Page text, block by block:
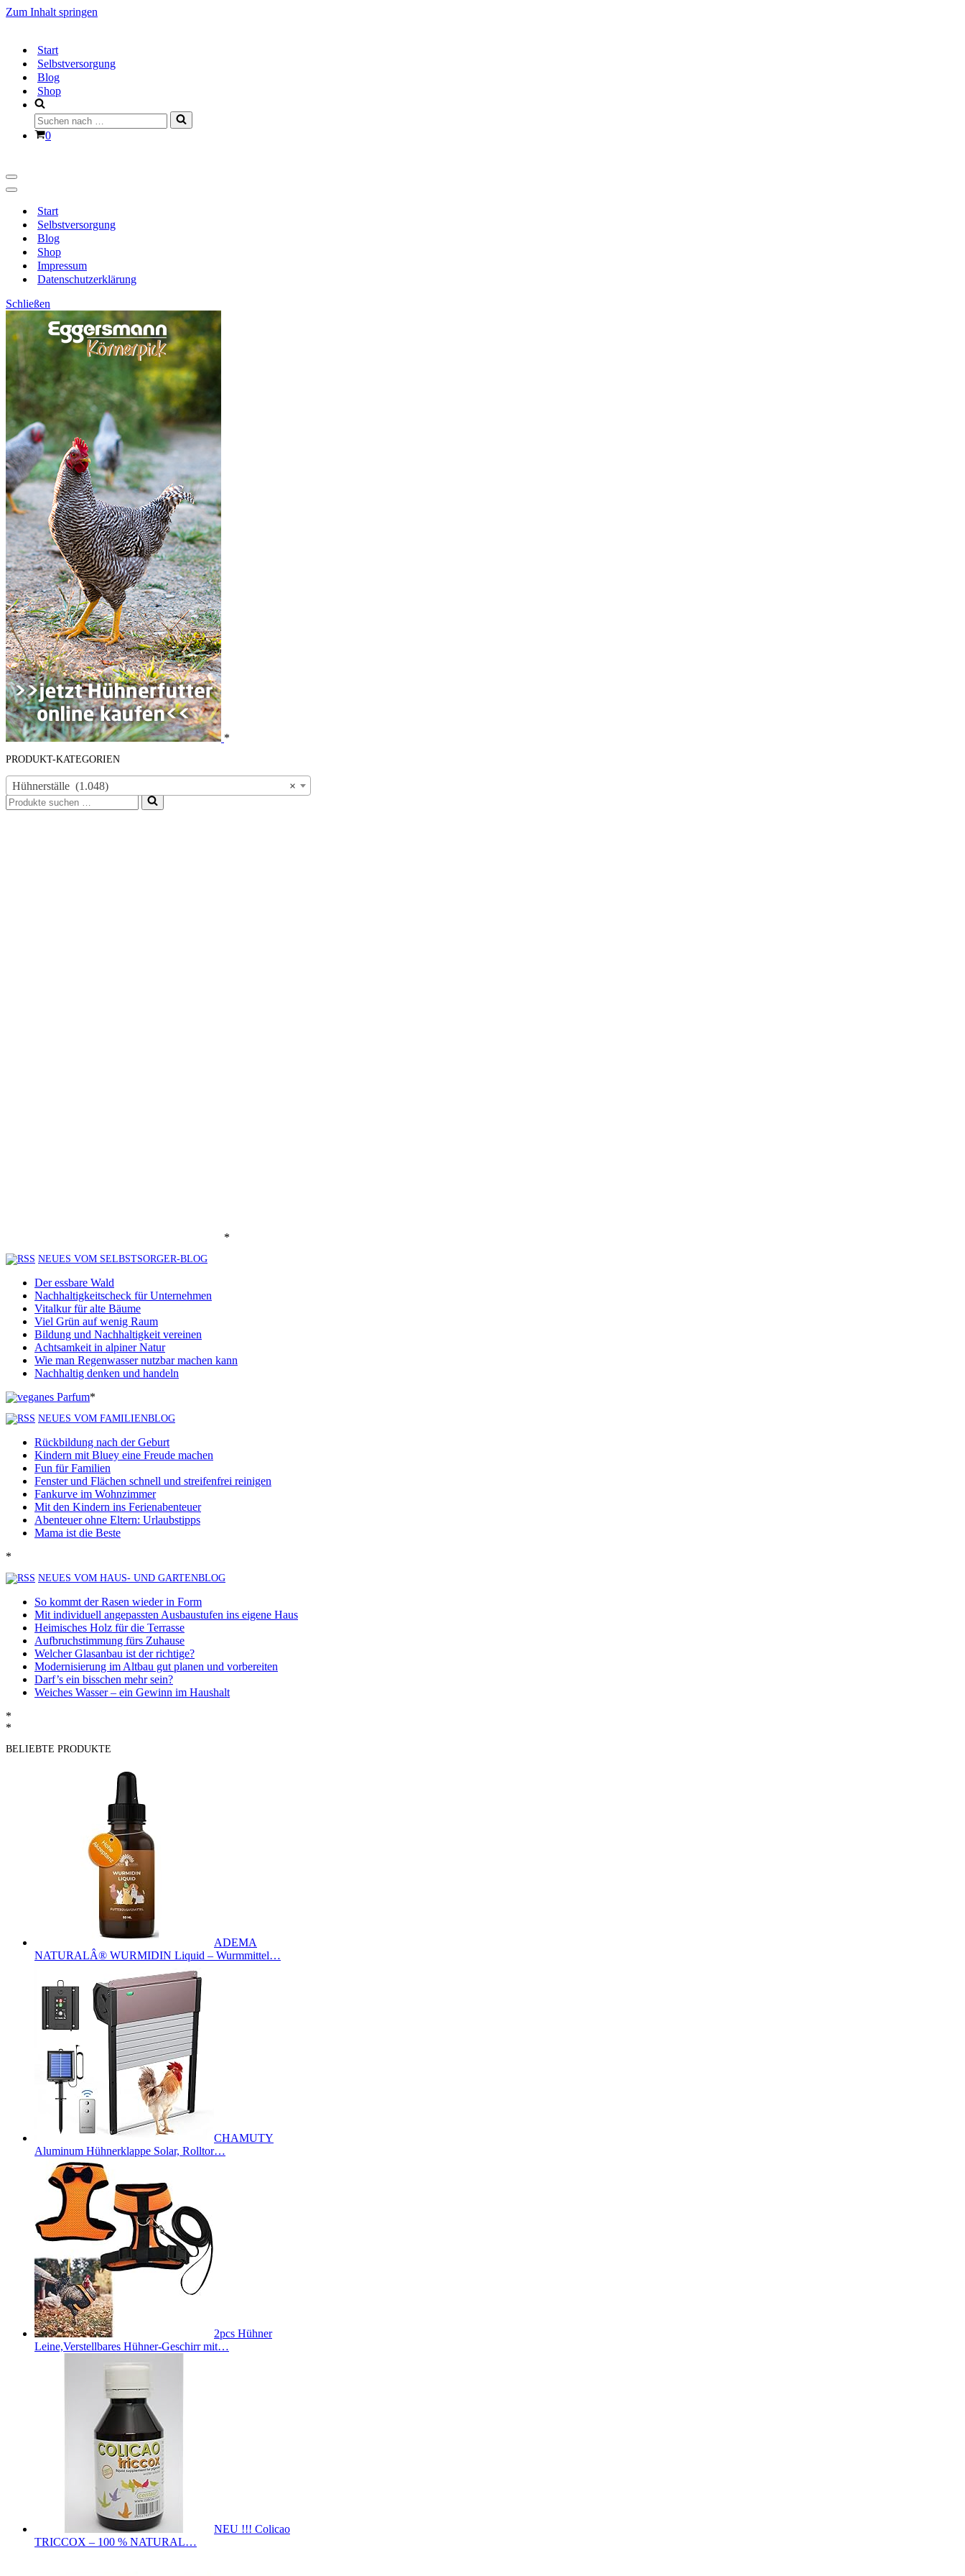
Zum Inhalt springen
Start
Selbstversorgung
Blog
Shop
Suchen
nach …
Warenkorb
0
Navigationsmenü
Navigationsmenü
Start
Selbstversorgung
Blog
Shop
Impressum
Datenschutzerklärung
Schließen
*
PRODUKT-KATEGORIEN
×
Hühnerställe (1.048)
Suchen
nach …
*
NEUES VOM SELBSTSORGER-BLOG
Der essbare Wald
Nachhaltigkeitscheck für Unternehmen
Vitalkur für alte Bäume
Viel Grün auf wenig Raum
Bildung und Nachhaltigkeit vereinen
Achtsamkeit in alpiner Natur
Wie man Regenwasser nutzbar machen kann
Nachhaltig denken und handeln
*
NEUES VOM FAMILIENBLOG
Rückbildung nach der Geburt
Kindern mit Bluey eine Freude machen
Fun für Familien
Fenster und Flächen schnell und streifenfrei reinigen
Fankurve im Wohnzimmer
Mit den Kindern ins Ferienabenteuer
Abenteuer ohne Eltern: Urlaubstipps
Mama ist die Beste
*
NEUES VOM HAUS- UND GARTENBLOG
So kommt der Rasen wieder in Form
Mit individuell angepassten Ausbaustufen ins eigene Haus
Heimisches Holz für die Terrasse
Aufbruchstimmung fürs Zuhause
Welcher Glasanbau ist der richtige?
Modernisierung im Altbau gut planen und vorbereiten
Darf’s ein bisschen mehr sein?
Weiches Wasser – ein Gewinn im Haushalt
*
*
BELIEBTE PRODUKTE
ADEMA
NATURALÂ® WURMIDIN Liquid – Wurmmittel…
CHAMUTY
Aluminum Hühnerklappe Solar, Rolltor…
2pcs Hühner
Leine,Verstellbares Hühner-Geschirr mit…
NEU !!! Colicao
TRICCOX – 100 % NATURAL…